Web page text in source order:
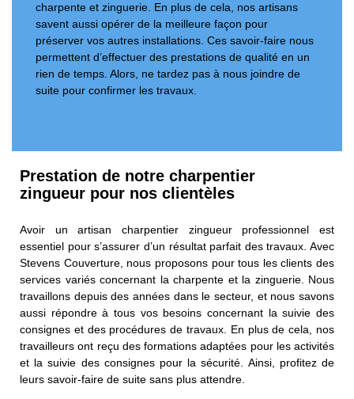
charpente et zinguerie. En plus de cela, nos artisans
savent aussi opérer de la meilleure façon pour
préserver vos autres installations. Ces savoir-faire nous
permettent d’effectuer des prestations de qualité en un
rien de temps. Alors, ne tardez pas à nous joindre de
suite pour confirmer les travaux.
Prestation de notre charpentier
zingueur pour nos clientèles
Avoir un artisan charpentier zingueur professionnel est
essentiel pour s’assurer d’un résultat parfait des travaux. Avec
Stevens Couverture, nous proposons pour tous les clients des
services variés concernant la charpente et la zinguerie. Nous
travaillons depuis des années dans le secteur, et nous savons
aussi répondre à tous vos besoins concernant la suivie des
consignes et des procédures de travaux. En plus de cela, nos
travailleurs ont reçu des formations adaptées pour les activités
et la suivie des consignes pour la sécurité. Ainsi, profitez de
leurs savoir-faire de suite sans plus attendre.